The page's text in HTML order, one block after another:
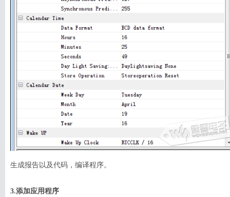
生成报告以及代码，编译程序。
3.添加应用程序